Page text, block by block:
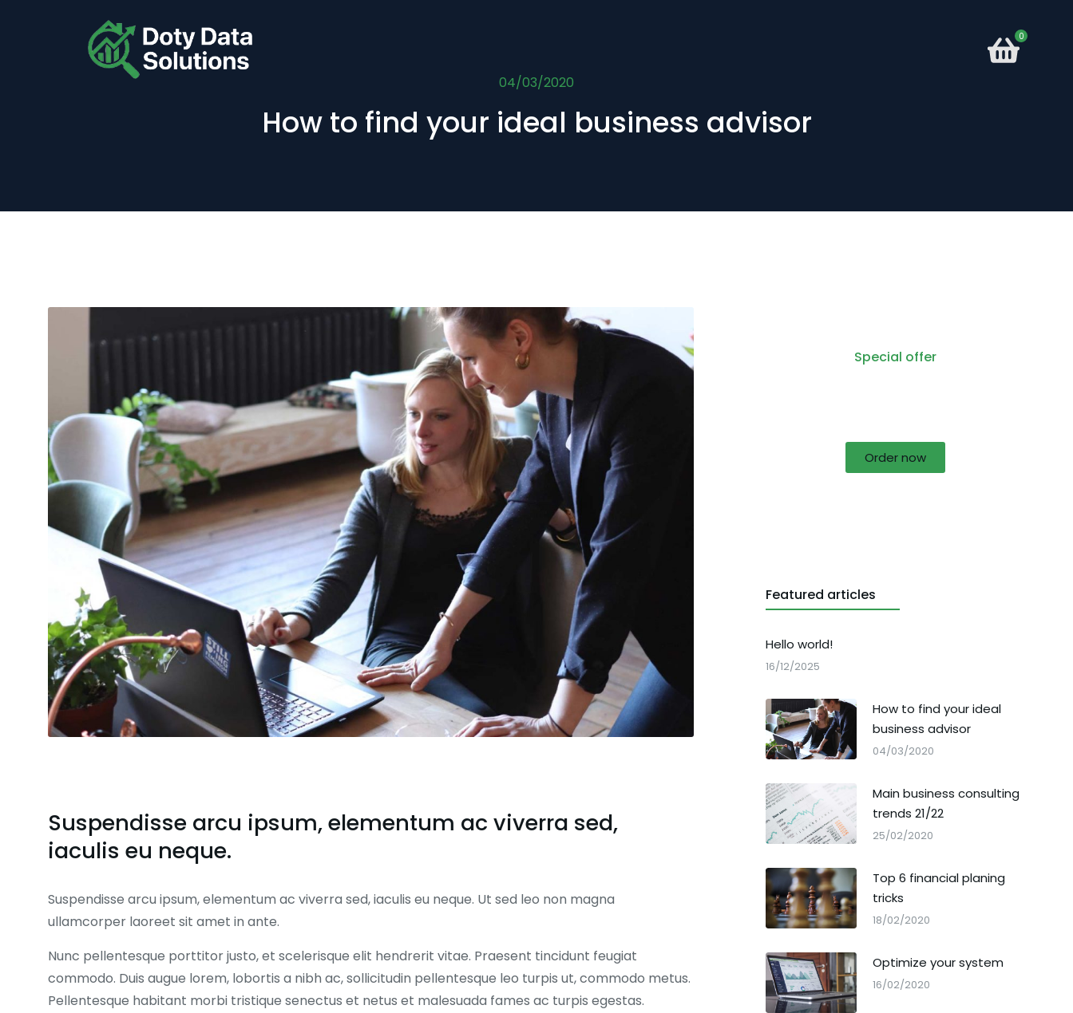
04/03/2020
How to find your ideal business advisor
Suspendisse arcu ipsum, elementum ac viverra sed,
iaculis eu neque.
Suspendisse arcu ipsum, elementum ac viverra sed, iaculis eu neque. Ut sed leo non magna
ullamcorper laoreet sit amet in ante.
Nunc pellentesque porttitor justo, et scelerisque elit hendrerit vitae. Praesent tincidunt feugiat
commodo. Duis augue lorem, lobortis a nibh ac, sollicitudin pellentesque leo turpis ut, commodo metus.
Pellentesque habitant morbi tristique senectus et netus et malesuada fames ac turpis egestas.
Special offer
Order now
Featured articles
Hello world!
16/12/2025
How to find your ideal
business advisor
04/03/2020
Main business consulting
trends 21/22
25/02/2020
Top 6 financial planing
tricks
18/02/2020
Optimize your system
16/02/2020